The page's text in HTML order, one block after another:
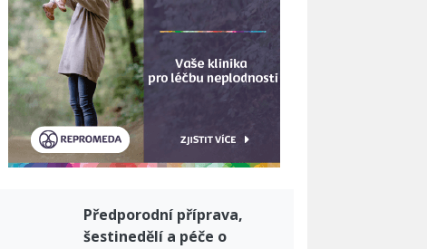
Předporodní příprava,
šestinedělí a péče o